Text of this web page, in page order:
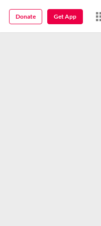
Get App
Donate